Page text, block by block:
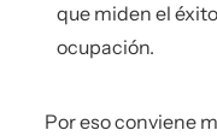
Por eso conviene